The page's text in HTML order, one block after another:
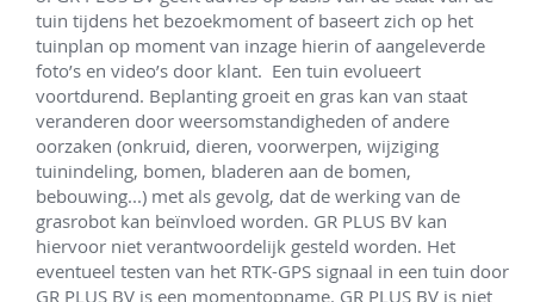
tuin tijdens het bezoekmoment of baseert zich op het
tuinplan op moment van inzage hierin of aangeleverde
foto’s en video’s door klant.  Een tuin evolueert
voortdurend. Beplanting groeit en gras kan van staat
veranderen door weersomstandigheden of andere
oorzaken (onkruid, dieren, voorwerpen, wijziging
tuinindeling, bomen, bladeren aan de bomen,
bebouwing...) met als gevolg, dat de werking van de
grasrobot kan beïnvloed worden. GR PLUS BV kan
hiervoor niet verantwoordelijk gesteld worden. Het
eventueel testen van het RTK-GPS signaal in een tuin door
GR PLUS BV is een momentopname. GR PLUS BV is niet